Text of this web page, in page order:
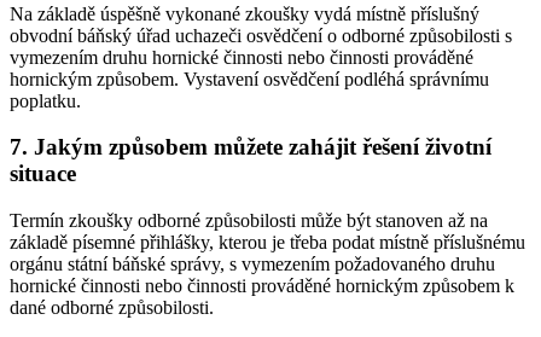
Na základě úspěšně vykonané zkoušky vydá místně příslušný
obvodní báňský úřad uchazeči osvědčení o odborné způsobilosti s
vymezením druhu hornické činnosti nebo činnosti prováděné
hornickým způsobem. Vystavení osvědčení podléhá správnímu
poplatku.
7. Jakým způsobem můžete zahájit řešení životní
situace
Termín zkoušky odborné způsobilosti může být stanoven až na
základě písemné přihlášky, kterou je třeba podat místně příslušnému
orgánu státní báňské správy, s vymezením požadovaného druhu
hornické činnosti nebo činnosti prováděné hornickým způsobem k
dané odborné způsobilosti.